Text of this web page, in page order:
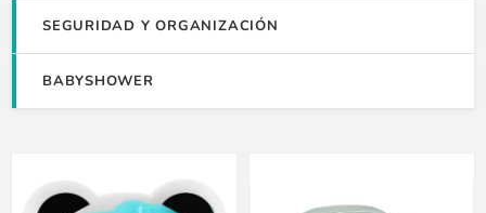
SEGURIDAD Y ORGANIZACIÓN
BABYSHOWER